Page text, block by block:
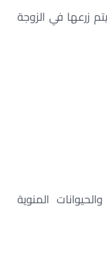
زرعها في الزوجة
المنوية